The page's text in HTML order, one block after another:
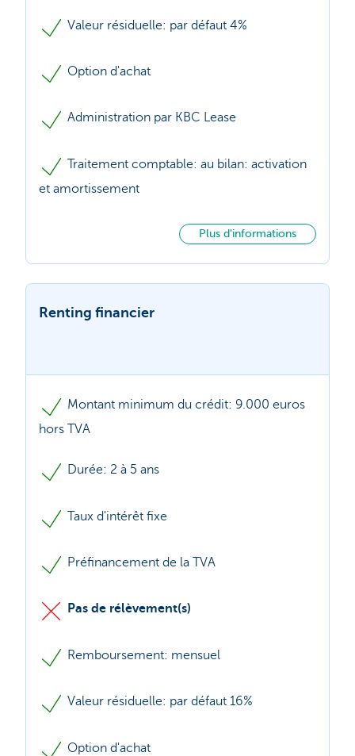
Valeur résiduelle: par défaut 4%
Option d'achat
Administration par KBC Lease
Traitement comptable: au bilan: activation
et amortissement
Plus d'informations
Renting financier
Montant minimum du crédit: 9.000 euros
hors TVA
Durée: 2 à 5 ans
Taux d'intérêt fixe
Préfinancement de la TVA
Pas de rélèvement(s)
Remboursement: mensuel
Valeur résiduelle: par défaut 16%
Option d'achat